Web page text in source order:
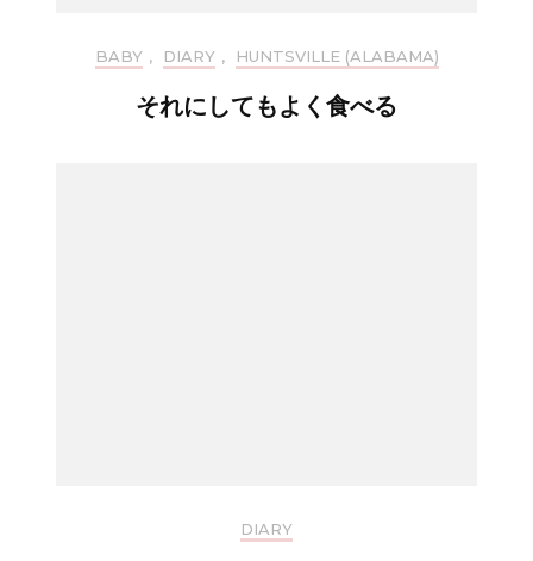
BABY , DIARY , HUNTSVILLE (ALABAMA)
それにしてもよく食べる
DIARY